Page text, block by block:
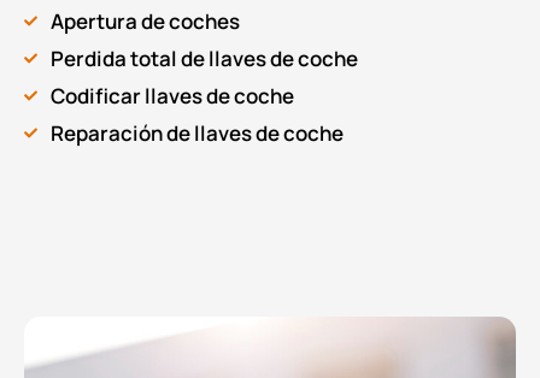
Apertura de coches
Perdida total de llaves de coche
Codificar llaves de coche
Reparación de llaves de coche